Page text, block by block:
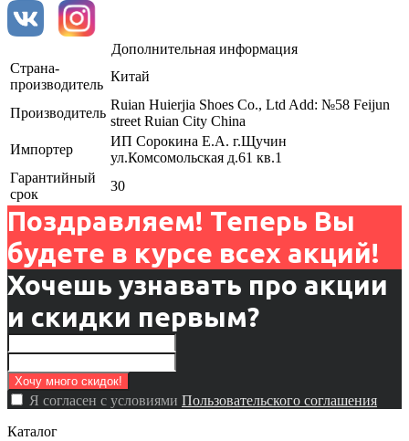
Дополнительная информация
Страна-
производитель
Китай
Производитель
Ruian Huierjia Shoes Co., Ltd Add: №58 Feijun
street Ruian City China
Импортер
ИП Сорокина Е.А. г.Щучин
ул.Комсомольская д.61 кв.1
Гарантийный
срок
30
Поздравляем! Теперь Вы
будете в курсе всех акций!
Хочешь узнавать про акции
и скидки первым?
Я согласен с условиями Пользовательского соглашения
Каталог